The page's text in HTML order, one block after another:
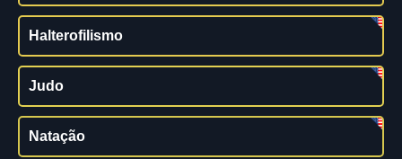
Halterofilismo
Judo
Natação